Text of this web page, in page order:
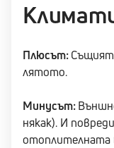
Плюсът:Същият
лятото.
Минусът:
някак). И
отоплителната